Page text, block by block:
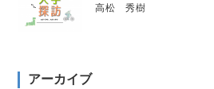
高松 秀樹
アーカイブ